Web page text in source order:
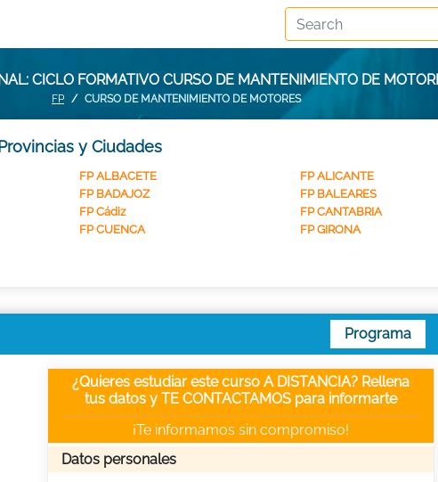
CICLO FORMATIVO CURSO DE MANTENIMIENTO DE
FP CURSO DE MANTENIMIENTO DE MOTORES
y Ciudades
FP ALBACETE FP ALICANTE
FP BADAJOZ FP BALEARES
FP Cádiz FP CANTABRIA
FP CUENCA FP GIRONA
Programa
¿Quieres estudiar este curso A DISTANCIA? Rellena
tus datos y TE CONTACTAMOS para informarte
¡Te informamos sin compromiso!
Datos personales